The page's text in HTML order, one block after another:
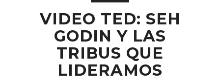
VIDEO TED: SEH
GODIN Y LAS
TRIBUS QUE
LIDERAMOS